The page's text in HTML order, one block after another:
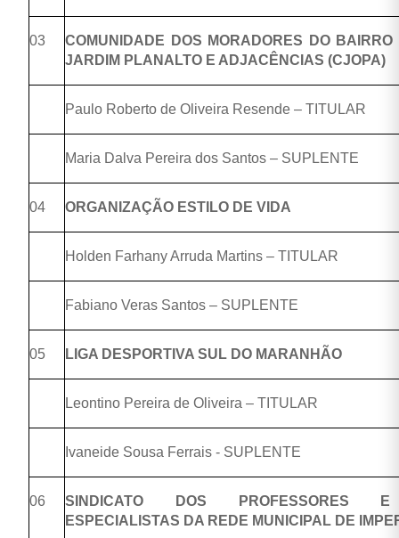
03
COMUNIDADE DOS MORADORES DO
JARDIM PLANALTO E ADJACÊNCIAS (CJOPA)
Paulo Roberto de Oliveira Resende – TITULAR
Maria Dalva Pereira dos Santos – SUPLENTE
04 ORGANIZAÇÃO ESTILO DE VIDA
Holden Farhany Arruda Martins – TITULAR
Fabiano Veras Santos – SUPLENTE
05 LIGA DESPORTIVA SUL DO MARANHÃO
Leontino Pereira de Oliveira – TITULAR
Ivaneide Sousa Ferrais - SUPLENTE
06
SINDICATO DOS PROFESSORES E
ESPECIALISTAS DA REDE MUNICIPAL DE